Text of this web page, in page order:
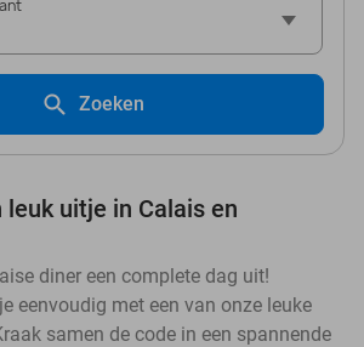
Zoeken
leuk uitje in Calais en
diner een complete dag uit!
eenvoudig met een van onze leuke
samen de code in een spannende